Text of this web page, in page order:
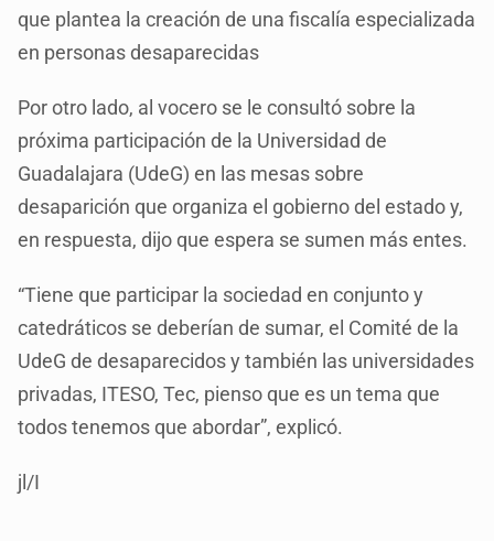
que plantea la creación de una fiscalía especializada
en personas desaparecidas
Por otro lado, al vocero se le consultó sobre la
próxima participación de la Universidad de
Guadalajara (UdeG) en las mesas sobre
desaparición que organiza el gobierno del estado y,
en respuesta, dijo que espera se sumen más entes.
“Tiene que participar la sociedad en conjunto y
catedráticos se deberían de sumar, el Comité de la
UdeG de desaparecidos y también las universidades
privadas, ITESO, Tec, pienso que es un tema que
todos tenemos que abordar”, explicó.
jl/I